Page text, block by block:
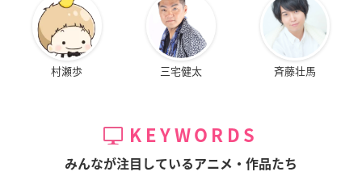
村瀬歩 三宅健太 斉藤壮馬
KEYWORDS
みんなが注目しているアニメ・作品たち